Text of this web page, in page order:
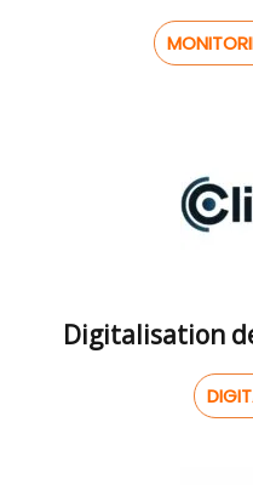
Digitalisation